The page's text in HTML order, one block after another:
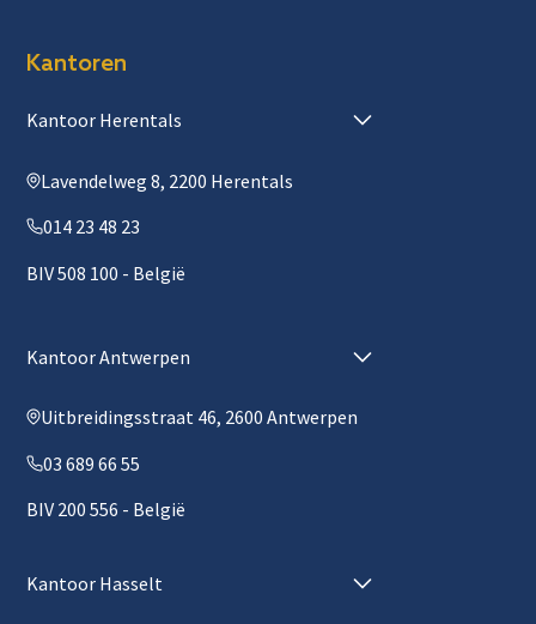
Kantoren
Kantoor Herentals
Lavendelweg 8, 2200 Herentals
014 23 48 23
BIV 508 100 - België
Kantoor Antwerpen
Uitbreidingsstraat 46, 2600 Antwerpen
03 689 66 55
BIV 200 556 - België
Kantoor Hasselt